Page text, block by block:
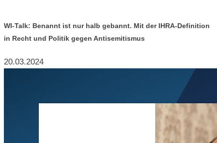
WI-Talk: Benannt ist nur halb gebannt. Mit der IHRA-Definition
in Recht und Politik gegen Antisemitismus
20.03.2024